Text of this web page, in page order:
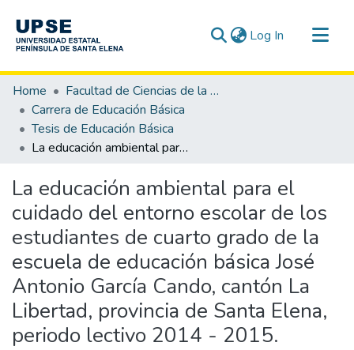
Log In (current)
Communities & Collections
All of DSpace
Statistics
Home
Facultad de Ciencias de la Educación e Idiomas
Carrera de Educación Básica
Tesis de Educación Básica
La educación ambiental para el cuidado del entorno escolar de los estudiantes de cuarto grado de la escuela de educación básica José Antonio García Cando, cantón La Libertad, provincia de Santa Elena, periodo lectivo 2014 - 2015.
La educación ambiental para el
cuidado del entorno escolar de los
estudiantes de cuarto grado de la
escuela de educación básica José
Antonio García Cando, cantón La
Libertad, provincia de Santa Elena,
periodo lectivo 2014 - 2015.